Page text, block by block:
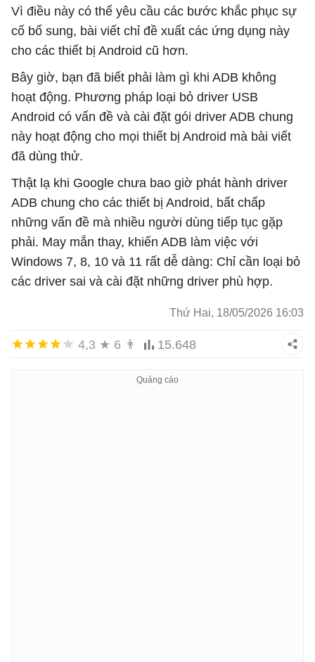
Vì điều này có thể yêu cầu các bước khắc phục sự
cố bổ sung, bài viết chỉ đề xuất các ứng dụng này
cho các thiết bị Android cũ hơn.
Bây giờ, bạn đã biết phải làm gì khi ADB không
hoạt động. Phương pháp loại bỏ driver USB
Android có vấn đề và cài đặt gói driver ADB chung
này hoạt động cho mọi thiết bị Android mà bài viết
đã dùng thử.
Thật lạ khi Google chưa bao giờ phát hành driver
ADB chung cho các thiết bị Android, bất chấp
những vấn đề mà nhiều người dùng tiếp tục gặp
phải. May mắn thay, khiến ADB làm việc với
Windows 7, 8, 10 và 11 rất dễ dàng: Chỉ cần loại bỏ
các driver sai và cài đặt những driver phù hợp.
Thứ Hai, 18/05/2026 16:03
4,3 ★ 6 👨 15.648